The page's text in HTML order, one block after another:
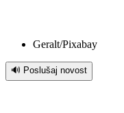
Geralt/Pixabay
🔊 Poslušaj novost